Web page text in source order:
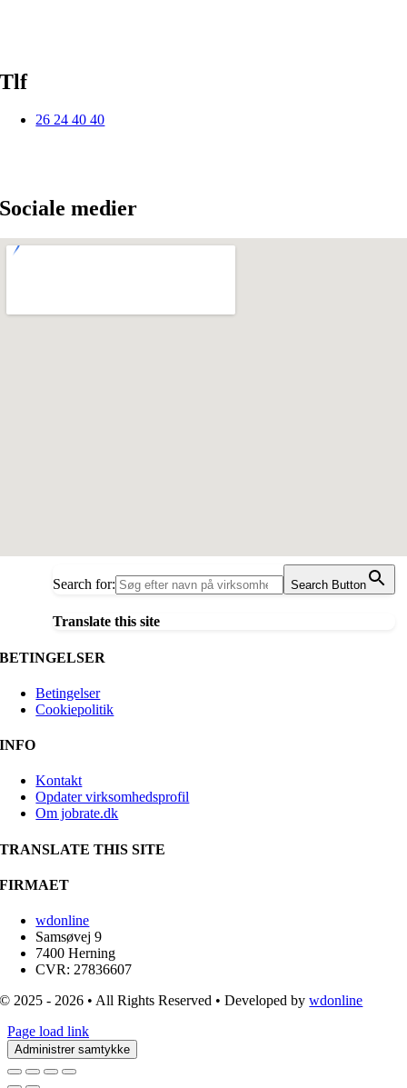
Tlf
26 24 40 40
Sociale medier
Search for: Search Button
Translate this site
BETINGELSER
Betingelser
Cookiepolitik
INFO
Kontakt
Opdater virksomhedsprofil
Om jobrate.dk
TRANSLATE THIS SITE
FIRMAET
wdonline
Samsøvej 9
7400 Herning
CVR: 27836607
© 2025 - 2026 • All Rights Reserved • Developed bywdonline
Page load link
Administrer samtykke